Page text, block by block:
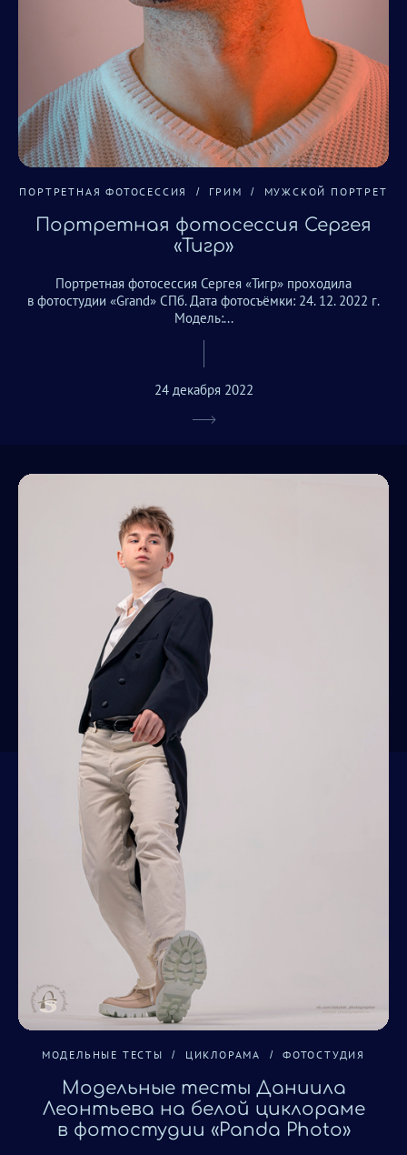
ПОРТРЕТНАЯ ФОТОСЕССИЯ ГРИМ МУЖСКОЙ ПОРТРЕТ
Портретная фотосессия Сергея
«Тигр»
Портретная фотосессия Сергея «Тигр» проходила
в фотостудии «Grand» СПб. Дата фотосъёмки: 24. 12. 2022 г.
Модель:...
24 декабря 2022
МОДЕЛЬНЫЕ ТЕСТЫ ЦИКЛОРАМА ФОТОСТУДИЯ
Модельные тесты Даниила
Леонтьева на белой циклораме
в фотостудии «Panda Photo»